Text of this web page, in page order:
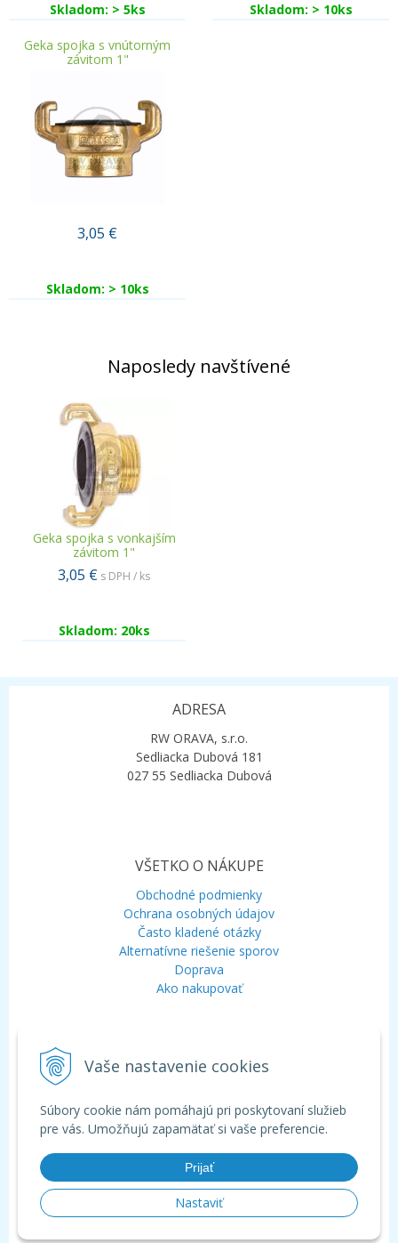
Vaše nastavenie cookies
Súbory cookie nám pomáhajú pri poskytovaní služieb
pre vás. Umožňujú zapamätať si vaše preferencie.
Prijať
Nastaviť
Skladom: > 5ks Skladom: > 10ks
Geka spojka s vnútorným
závitom 1"
3,05 €
Skladom: > 10ks
Naposledy navštívené
Geka spojka s vonkajším
závitom 1"
3,05 € s DPH / ks
Skladom: 20ks
ADRESA
RW ORAVA, s.r.o.
Sedliacka Dubová 181
027 55 Sedliacka Dubová
VŠETKO O NÁKUPE
Obchodné podmienky
Ochrana osobných údajov
Často kladené otázky
Alternatívne riešenie sporov
Doprava
Ako nakupovať
Mobil:+421 948 120 323
Chat:WhatsApp
Chat:Viber
© 2026 Aquagarden - široká ponuka produktov pre záhradné a kúpacie